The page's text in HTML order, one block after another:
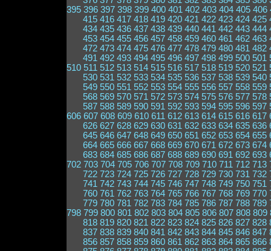
395 396 397 398 399 400 401 402 403 404 405 406
415 416 417 418 419 420 421 422 423 424 425
434 435 436 437 438 439 440 441 442 443 444
453 454 455 456 457 458 459 460 461 462 463
472 473 474 475 476 477 478 479 480 481 482
491 492 493 494 495 496 497 498 499 500 501
510 511 512 513 514 515 516 517 518 519 520 521
530 531 532 533 534 535 536 537 538 539 540
549 550 551 552 553 554 555 556 557 558 559
568 569 570 571 572 573 574 575 576 577 578
587 588 589 590 591 592 593 594 595 596 597
606 607 608 609 610 611 612 613 614 615 616 617
626 627 628 629 630 631 632 633 634 635 636
645 646 647 648 649 650 651 652 653 654 655
664 665 666 667 668 669 670 671 672 673 674
683 684 685 686 687 688 689 690 691 692 693
702 703 704 705 706 707 708 709 710 711 712 713
722 723 724 725 726 727 728 729 730 731 732
741 742 743 744 745 746 747 748 749 750 751
760 761 762 763 764 765 766 767 768 769 770
779 780 781 782 783 784 785 786 787 788 789
798 799 800 801 802 803 804 805 806 807 808 809
818 819 820 821 822 823 824 825 826 827 828
837 838 839 840 841 842 843 844 845 846 847
856 857 858 859 860 861 862 863 864 865 866